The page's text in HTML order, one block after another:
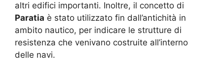
altri edifici importanti. Inoltre, il concetto di
Paratia è stato utilizzato fin dall’antichità in
ambito nautico, per indicare le strutture di
resistenza che venivano costruite all’interno
delle navi.